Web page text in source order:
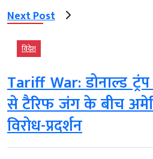
Next Post
विदेश
Tariff War: डोनाल्ड
से टैरिफ जंग के बीच
विरोध-प्रदर्शन